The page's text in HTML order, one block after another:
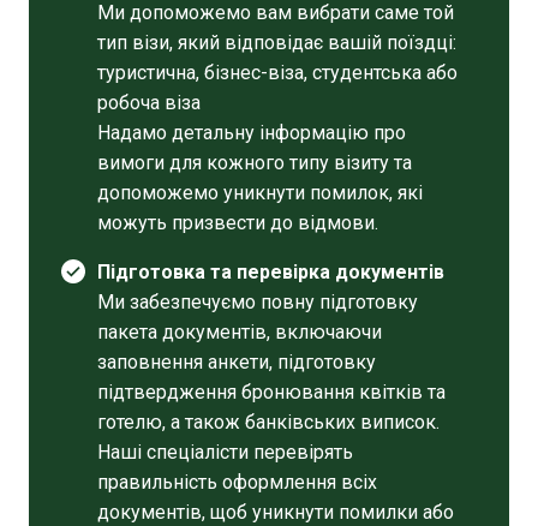
Ми допоможемо вам вибрати саме той
тип візи, який відповідає вашій поїздці:
туристична, бізнес-віза, студентська або
робоча віза
Надамо детальну інформацію про
вимоги для кожного типу візиту та
допоможемо уникнути помилок, які
можуть призвести до відмови.
Підготовка та перевірка документів
Ми забезпечуємо повну підготовку
пакета документів, включаючи
заповнення анкети, підготовку
підтвердження бронювання квітків та
готелю, а також банківських виписок.
Наші спеціалісти перевірять
правильність оформлення всіх
документів, щоб уникнути помилки або